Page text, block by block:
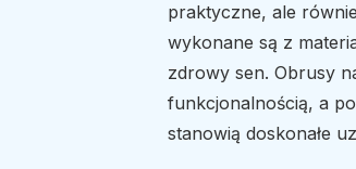
praktyczne, ale
wykonane są z
zdrowy sen. Obrusy
funkcjonalnością, a
stanowią doskonałe